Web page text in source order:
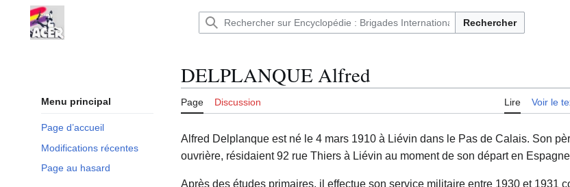
contenu
Encyclopédie : Brigades Internationales,volontaires français et immigrés en Espagne (1936-1939)
Rechercher
Menu principal
Page d’accueil
Modifications récentes
Page au hasard
DELPLANQUE Alfred
Page Discussion Lire Voir le
Alfred Delplanque est né le 4 mars 1910 à Liévin dans le Pas de Calais. Son
ouvrière, résidaient 92 rue Thiers à Liévin au moment de son départ en
Après des études primaires, il effectue son service militaire entre 1930 et 1931